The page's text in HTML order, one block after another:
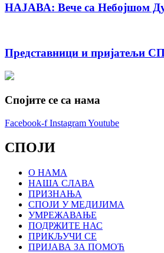
НАЈАВА: Вече са Небојшом
Представници и пријатељи
Спојите се са нама
Facebook-f InstagramYoutube
СПОЈИ
О НАМА
НАША СЛАВА
ПРИЗНАЊА
СПОЈИ У МЕДИЈИМА
УМРЕЖАВАЊЕ
ПОДРЖИТЕ НАС
ПРИКЉУЧИ СЕ
ПРИЈАВА ЗА ПОМОЋ